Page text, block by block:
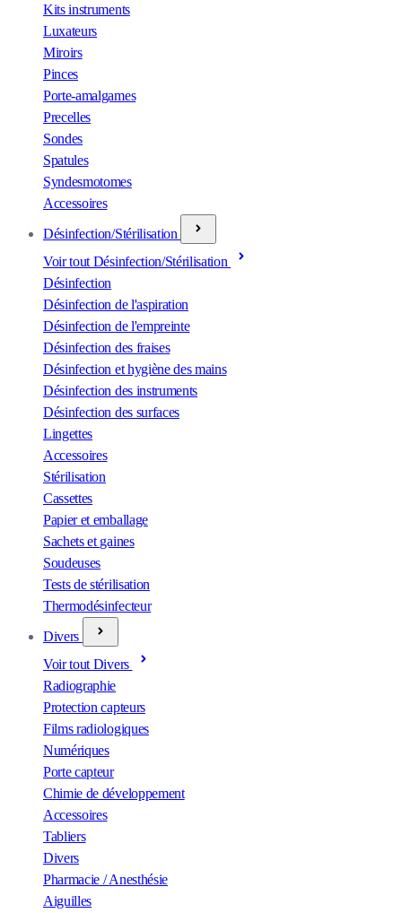
Kits instruments
Luxateurs
Miroirs
Pinces
Porte-amalgames
Precelles
Sondes
Spatules
Syndesmotomes
Accessoires
Désinfection/Stérilisation
Voir tout Désinfection/Stérilisation
Désinfection
Désinfection de l'aspiration
Désinfection de l'empreinte
Désinfection des fraises
Désinfection et hygiène des mains
Désinfection des instruments
Désinfection des surfaces
Lingettes
Accessoires
Stérilisation
Cassettes
Papier et emballage
Sachets et gaines
Soudeuses
Tests de stérilisation
Thermodésinfecteur
Divers
Voir tout Divers
Radiographie
Protection capteurs
Films radiologiques
Numériques
Porte capteur
Chimie de développement
Accessoires
Tabliers
Divers
Pharmacie / Anesthésie
Aiguilles